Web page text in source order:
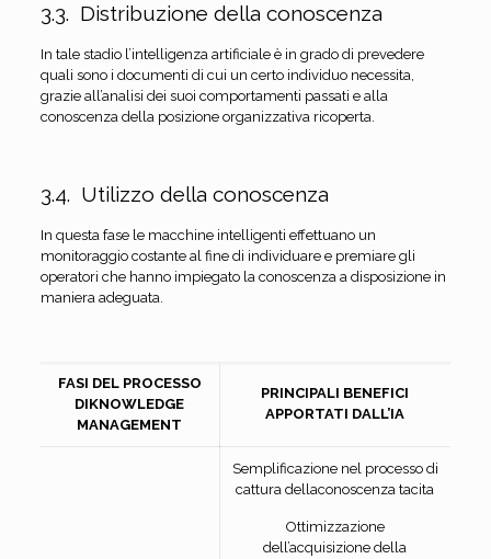
3.3. Distribuzione della conoscenza
In tale stadio l’intelligenza artificiale è in grado di prevedere
quali sono i documenti di cui un certo individuo necessita,
grazie all’analisi dei suoi comportamenti passati e alla
conoscenza della posizione organizzativa ricoperta.
3.4. Utilizzo della conoscenza
In questa fase le macchine intelligenti effettuano un
monitoraggio costante al fine di individuare e premiare gli
operatori che hanno impiegato la conoscenza a disposizione in
maniera adeguata.
FASI DEL PROCESSO
DIKNOWLEDGE
MANAGEMENT
PRINCIPALI BENEFICI
APPORTATI DALL’IA
Semplificazione nel processo di
cattura dellaconoscenza tacita
Ottimizzazione
dell’acquisizione della